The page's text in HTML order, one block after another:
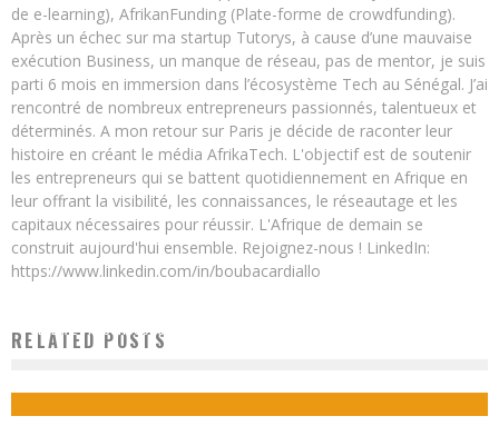
de e-learning), AfrikanFunding (Plate-forme de crowdfunding).
Après un échec sur ma startup Tutorys, à cause d’une mauvaise
exécution Business, un manque de réseau, pas de mentor, je suis
parti 6 mois en immersion dans l’écosystème Tech au Sénégal. J’ai
rencontré de nombreux entrepreneurs passionnés, talentueux et
déterminés. A mon retour sur Paris je décide de raconter leur
histoire en créant le média AfrikaTech. L'objectif est de soutenir
les entrepreneurs qui se battent quotidiennement en Afrique en
leur offrant la visibilité, les connaissances, le réseautage et les
capitaux nécessaires pour réussir. L'Afrique de demain se
construit aujourd'hui ensemble. Rejoignez-nous ! LinkedIn:
https://www.linkedin.com/in/boubacardiallo
RELATED POSTS
SÉNÉGAL TIC CONCOURS 55H : ECO-N’HOMME REMPORTE LE PREMIER PRIX DE LA